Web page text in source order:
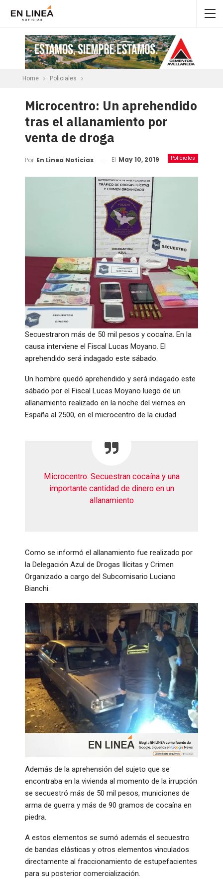
Home Policiales
Microcentro: Un aprehendido
tras el allanamiento por
venta de droga
Policiales
Por En Linea Noticias El May 10, 2019
Secuestraron más de 50 mil pesos y cocaína. En la
causa interviene el Fiscal Lucas Moyano. El
aprehendido será indagado este sábado.
Un hombre quedó aprehendido y será indagado este
sábado por el Fiscal Lucas Moyano luego de un
allanamiento realizado en la noche del viernes en
España al 2500, en el microcentro de la ciudad.
Microcentro: Secuestran cocaína y una
importante cantidad de dinero en un
allanamiento
Como se informó el allanamiento fue realizado por
la Delegación Azul de Drogas Ilícitas y Crimen
Organizado a cargo del Subcomisario Luciano
Bianchi.
Además de la aprehensión del sujeto que se
encontraba en la vivienda al momento de la irrupción
se secuestró más de 50 mil pesos, municiones de
arma de guerra y más de 90 gramos de cocaína en
piedra.
A estos elementos se sumó además el secuestro
de bandas elásticas y otros elementos vinculados
directamente al fraccionamiento de estupefacientes
para su posterior comercialización.